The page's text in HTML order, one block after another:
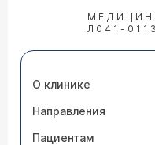
Л041-
О клинике
Направления
Пациентам